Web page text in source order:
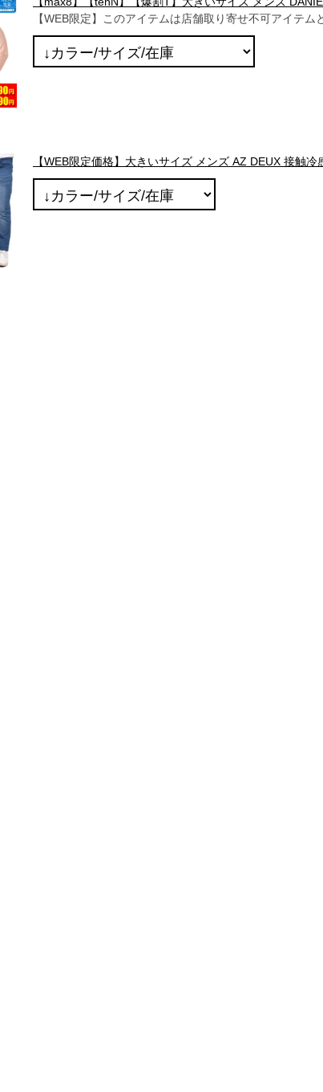
【WEB限定】このアイテムは店舗取り寄せ不可アイテム
【WEB限定価格】大きいサイズ メンズ AZ DEUX 接触